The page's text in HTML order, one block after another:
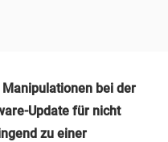
bei der
Update für nicht
zu einer